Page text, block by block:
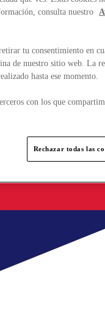
consulta nuestro
tu consentimiento en
de nuestro sitio web. La
hasta ese momento.
con los que
Rechazar todas las